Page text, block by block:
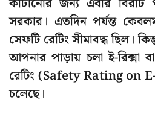
সরকার। এতদিন পর্যন্ত
সেফটি রেটিং সীমাবদ্ধ ছিল।
আপনার পাড়ায় চলা ই-রিক্সা
রেটিং (Safety Rating on
চলেছে।